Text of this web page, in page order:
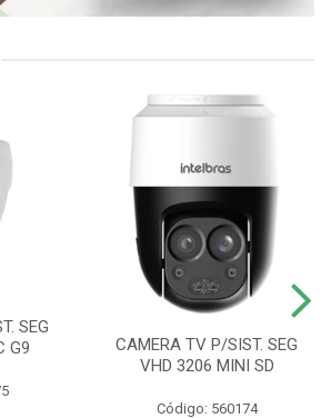
SEG
G9
CAMERA TV P/SIST. SEG
VHD 3206 MINI SD
Código: 560174